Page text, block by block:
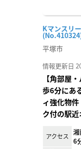
Kマンスリ
平塚市
情報更新日
【角部屋
歩6分にあ
ィ強化物
ク付の駅近
アクセス
6